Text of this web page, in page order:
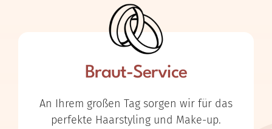
Braut-Service
An Ihrem großen Tag sorgen wir für das
perfekte Haarstyling und Make-up.